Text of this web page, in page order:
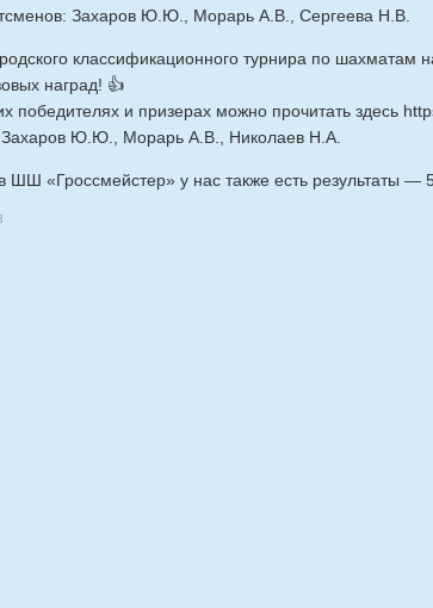
Захаров Ю.Ю., Морарь А.В., Сергеева Н.В.
классификационного турнира по
наград! 👍
победителях и призерах можно прочитать здесь
Захаров Ю.Ю., Морарь А.В., Николаев Н.А.
ШШ «Гроссмейстер» у нас также есть результаты —